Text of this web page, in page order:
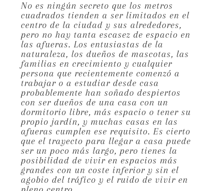
No es ningún secreto que los metros
cuadrados tienden a ser limitados en el
centro de la ciudad y sus alrededores,
pero no hay tanta escasez de espacio en
las afueras. Los entusiastas de la
naturaleza, los dueños de mascotas, las
familias en crecimiento y cualquier
persona que recientemente comenzó a
trabajar o a estudiar desde casa
probablemente han soñado despiertos
con ser dueños de una casa con un
dormitorio libre, más espacio o tener su
propio jardín, y muchas casas en las
afueras cumplen ese requisito. Es cierto
que el trayecto para llegar a casa puede
ser un poco más largo, pero tienes la
posibilidad de vivir en espacios más
grandes con un coste inferior y sin el
agobio del tráfico y el ruido de vivir en